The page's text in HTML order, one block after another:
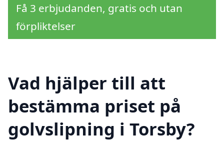
Få 3 erbjudanden, gratis och utan
förpliktelser
Vad hjälper till att
bestämma priset på
golvslipning i Torsby?